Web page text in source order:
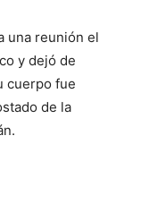
una reunión el
y dejó de
cuerpo fue
de la